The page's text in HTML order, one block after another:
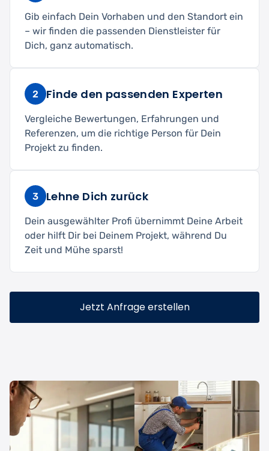
Gib einfach Dein Vorhaben und den Standort ein
– wir finden die passenden Dienstleister für
Dich, ganz automatisch.
2 Finde den passenden Experten
Vergleiche Bewertungen, Erfahrungen und
Referenzen, um die richtige Person für Dein
Projekt zu finden.
3 Lehne Dich zurück
Dein ausgewählter Profi übernimmt Deine Arbeit
oder hilft Dir bei Deinem Projekt, während Du
Zeit und Mühe sparst!
Jetzt Anfrage erstellen